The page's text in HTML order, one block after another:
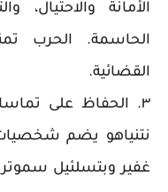
الأمانة
الحاسمة. الحرب
القضائية.
٣. الحفاظ على
نتنياهو يضم
غفير وبتسلئيل